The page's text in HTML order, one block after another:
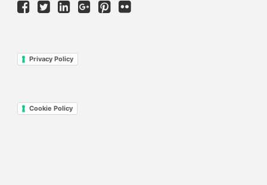
Privacy Policy
Cookie Policy